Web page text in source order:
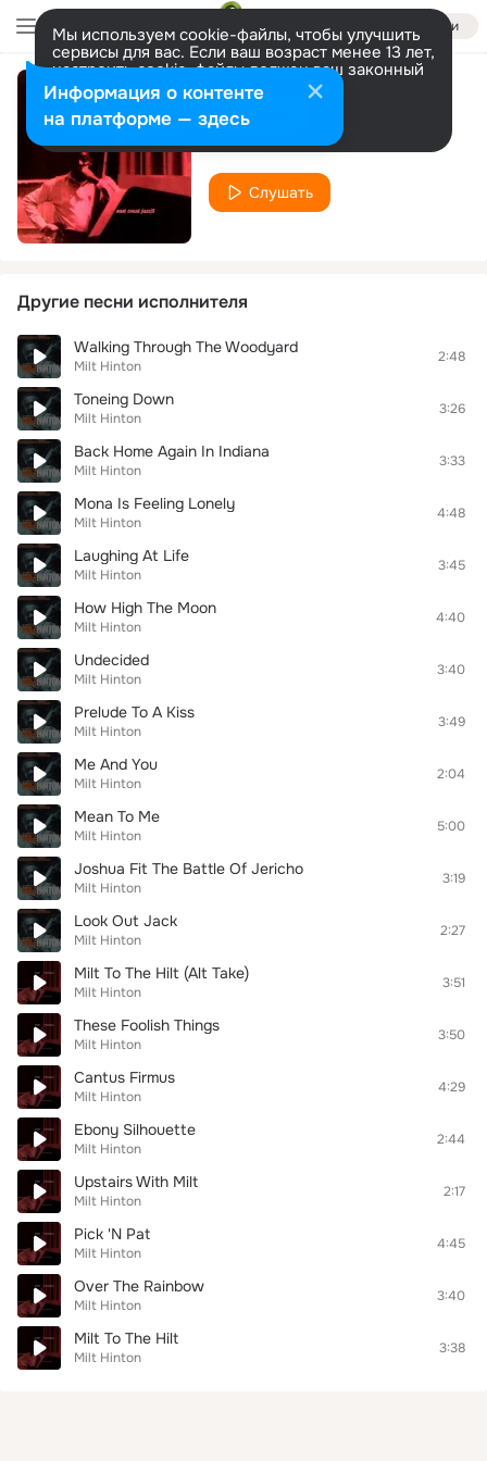
Войти
Мы используем cookie-файлы, чтобы улучшить
сервисы для вас. Если ваш возраст менее 13 лет,
настроить cookie-файлы должен ваш законный
представитель. Больше информации
Разрешить все Настроить
Don't Blame Me
Milt Hinton
Слушать
Другие песни исполнителя
Walking Through The Woodyard
Milt Hinton
2:48
Toneing Down
Milt Hinton
3:26
Back Home Again In Indiana
Milt Hinton
3:33
Mona Is Feeling Lonely
Milt Hinton
4:48
Laughing At Life
Milt Hinton
3:45
How High The Moon
Milt Hinton
4:40
Undecided
Milt Hinton
3:40
Prelude To A Kiss
Milt Hinton
3:49
Me And You
Milt Hinton
2:04
Mean To Me
Milt Hinton
5:00
Joshua Fit The Battle Of Jericho
Milt Hinton
3:19
Look Out Jack
Milt Hinton
2:27
Milt To The Hilt (Alt Take)
Milt Hinton
3:51
These Foolish Things
Milt Hinton
3:50
Cantus Firmus
Milt Hinton
4:29
Ebony Silhouette
Milt Hinton
2:44
Upstairs With Milt
Milt Hinton
2:17
Pick 'N Pat
Milt Hinton
4:45
Over The Rainbow
Milt Hinton
3:40
Milt To The Hilt
Milt Hinton
3:38
Информация о контенте
на платформе — здесь